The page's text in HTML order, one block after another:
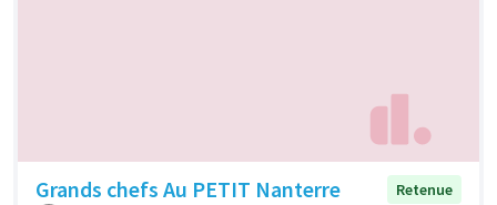
Grands chefs Au PETIT Nanterre
Retenue